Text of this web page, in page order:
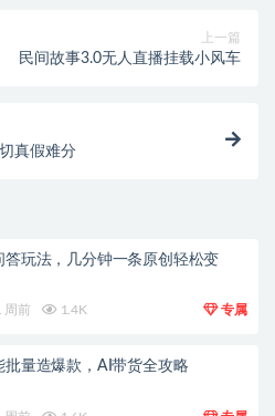
上一篇
民间故事3.0无人直播挂载小风车
真假难分
答玩法，几分钟一条原创轻松变
周前 1.4K 专属
批量造爆款，AI带货全攻略